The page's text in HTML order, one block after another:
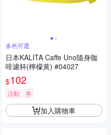
多色可選
日本KALITA Caffe Uno隨身咖
啡濾杯(檸檬黃) #04027
$102
活動 券
加入購物車